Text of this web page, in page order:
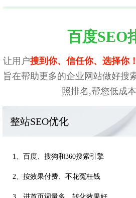
百度SEO
让用户搜到你、信任你、选择你！
旨在帮助更多的企业网站做好搜
照排名,帮您低成本
整站SEO优化
1、百度、搜狗和360搜索引擎
2、按效果付费、不花冤枉钱